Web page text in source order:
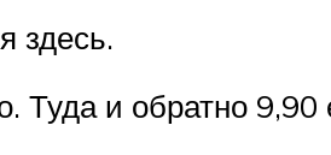
здесь.
Туда и обратно 9,90